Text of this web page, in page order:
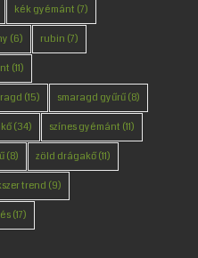
kék gyémánt (7)
(6) rubin (7)
(11)
(15) smaragd gyűrű(8)
(34) színes gyémánt (11)
(8) zöld drágakő(11)
trend (9)
(17)